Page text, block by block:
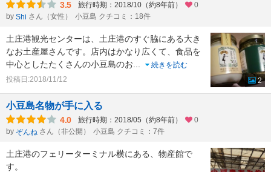
3.5 旅行時期：2018/10（約8年前）
0
by Shi さん（女性） 小豆島 クチコミ：18件
土庄港観光センターは、土庄港のすぐ脇にある大き
なお土産屋さんです。店内はかなり広くて、食品を
中心としたたくさんの小豆島のお
続きを読む
投稿日:2018/11/12
2
小豆島名物が手に入る
4.0 旅行時期：2018/05（約8年前）
0
by ぞんね さん（非公開） 小豆島 クチコミ：7件
土庄港のフェリーターミナル横にある、物産館で
す。